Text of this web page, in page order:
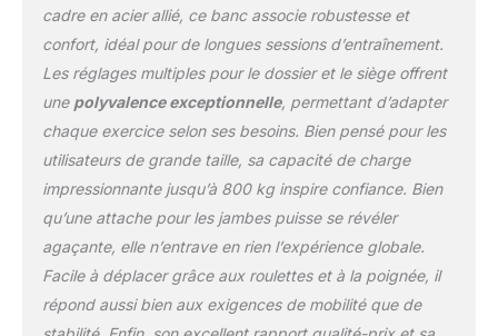
position parfaitement
stable. Idéal pour divers
développé couché (à plat
ou incliné), les écartés,
les abdominaux, etc.
DOSSIER RÉGLABLE SUR
RÉGLABLE SUR 3
POSITIONS : Offre une
flexibilité et une diversité
d'entraînement
optimales, permet de
passer rapidement d'une
cadre en acier allié, ce banc associe robustesse et
confort, idéal pour de longues sessions d’entraînement.
Les réglages multiples pour le dossier et le siège offrent
une polyvalence exceptionnelle, permettant d’adapter
chaque exercice selon ses besoins. Bien pensé pour les
utilisateurs de grande taille, sa capacité de charge
impressionnante jusqu’à 800 kg inspire confiance. Bien
qu’une attache pour les jambes puisse se révéler
agaçante, elle n’entrave en rien l’expérience globale.
Facile à déplacer grâce aux roulettes et à la poignée, il
répond aussi bien aux exigences de mobilité que de